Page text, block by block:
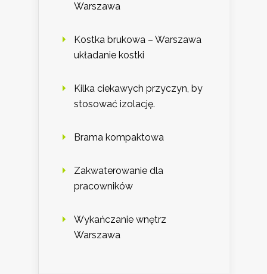
Warszawa
Kostka brukowa – Warszawa
układanie kostki
Kilka ciekawych przyczyn, by
stosować izolację.
Brama kompaktowa
Zakwaterowanie dla
pracowników
Wykańczanie wnętrz
Warszawa